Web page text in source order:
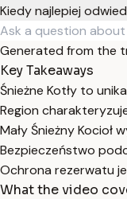
Kiedy najlepiej
Generated from the
Key Takeaways
Śnieżne Kotły to
Region
Mały Śnieżny Kocioł
Bezpieczeństwo
Ochrona rezerwatu
What the video